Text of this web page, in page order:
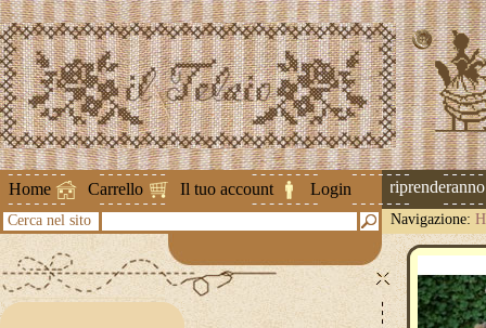
Home Carrello Il tuo account Login
Attenzione ! Le spedizioni riprenderanno
Cerca nel sito Navigazione: